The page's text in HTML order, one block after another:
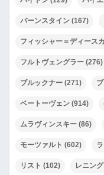
バーンスタイン (167)
フィッシャー＝ディース
フルトヴェングラー (276)
ブルックナー (271)
ベートーヴェン (914)
ムラヴィンスキー (86)
モーツァルト (602)
リスト (102) レニン